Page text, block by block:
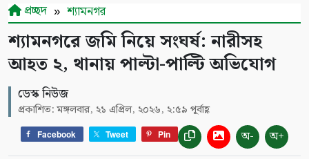
প্রচ্ছদ শ্যামনগর
শ্যামনগরে জমি নিয়ে সংঘর্ষ: নারীসহ
আহত ২, থানায় পাল্টা-পাল্টি অভিযোগ
ডেস্ক নিউজ
প্রকাশিত: মঙ্গলবার, ২১ এপ্রিল, ২০২৬, ২:৫৯ পূর্বাহ্ণ
Facebook Tweet Pin অ- অ+